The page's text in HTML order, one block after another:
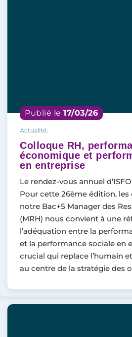
Publié le 17/03/26
Actualité,
Colloque RH,
économique et
en entreprise
Le rendez-vous annuel
Pour cette 26ème édition, les
notre Bac+5 Manager des
(MRH) nous convient à une
l’adéquation entre la
et la performance sociale en
crucial qui replace l’humain
au centre de la stratégie des